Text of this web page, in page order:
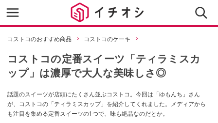
コストコのおすすめ商品 コストコのケーキ
コストコの定番スイーツ「ティラミスカ
ップ」は濃厚で大人な美味しさ◎
話題のスイーツが店頭にたくさん並ぶコストコ。今回は「ゆもんち」さん
が、コストコの「ティラミスカップ」を紹介してくれました。メディアから
も注目を集める定番スイーツの1つで、味も絶品なのだとか。